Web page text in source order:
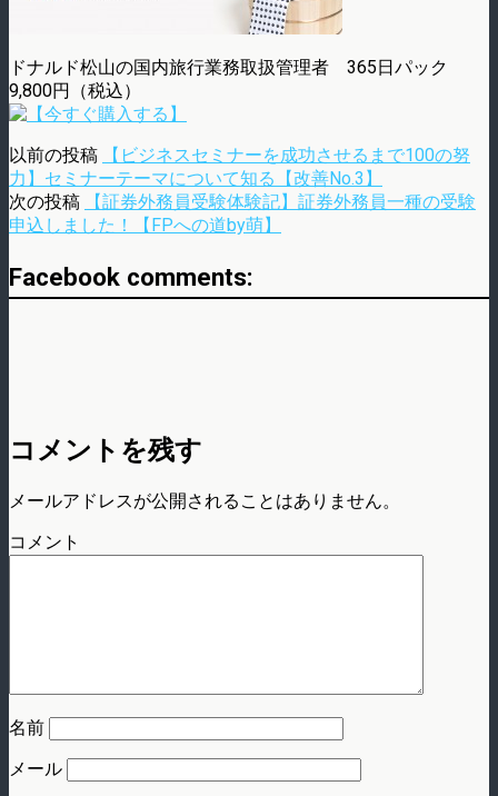
ドナルド松山の国内旅行業務取扱管理者 365日パック
9,800円（税込）
以前の投稿
【ビジネスセミナーを成功させるまで100の努
力】セミナーテーマについて知る【改善No.3】
次の投稿
【証券外務員受験体験記】証券外務員一種の受験
申込しました！【FPへの道by萌】
Facebook comments:
コメントを残す
メールアドレスが公開されることはありません。
コメント
名前
メール